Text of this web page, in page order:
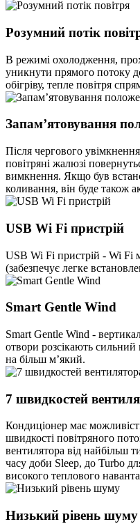
Розумний потік
В режимі охолодження,
уникнути прямого потоку
обігріву, тепле повітря
Запам’ятовування
Після чергового
повітряні жалюзі
вимкнення. Якщо був
коливання, він буде також
USB Wi Fi пристрій
USB Wi Fi пристрій - Wi Fi
(забезпечує легке
Smart Gentle Wind
Smart Gentle Wind -
отвори розсікають
на більш м’який.
7 швидкостей
Кондиціонер має
швидкості повітряного
вентилятора від найбільш
часу доби Sleep, до Turbo
високого теплового
Низький рівень шуму